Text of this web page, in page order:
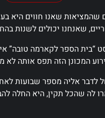
שהמציאות שאנו חווים היא
שאנחנו יכולים לשנות
“בית הספר לקארמה
לדבר אליה מספר שבועות
לה שהכל תקין, היא החלה